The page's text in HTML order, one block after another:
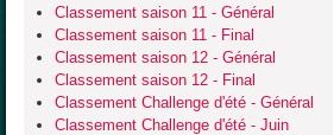
Classement saison 11 - Général
Classement saison 11 - Final
Classement saison 12 - Général
Classement saison 12 - Final
Classement Challenge d'été - Général
Classement Challenge d'été - Juin